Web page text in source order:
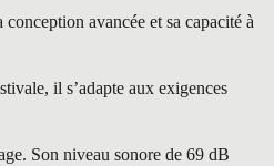
avancée et sa capacité à
il s’adapte aux exigences
Son niveau sonore de 69 dB